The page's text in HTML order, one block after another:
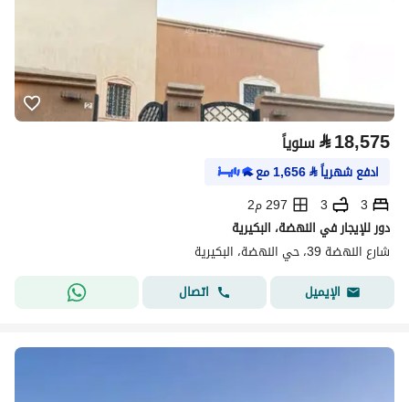
⃁18,575 سنوياً
ادفع شهرياً⃁
1,656مع
3
3
297 م2
دور للإيجار في النهضة، البكيرية
شارع النهضة 39، حي النهضة، البكيرية
الإيميل
اتصال